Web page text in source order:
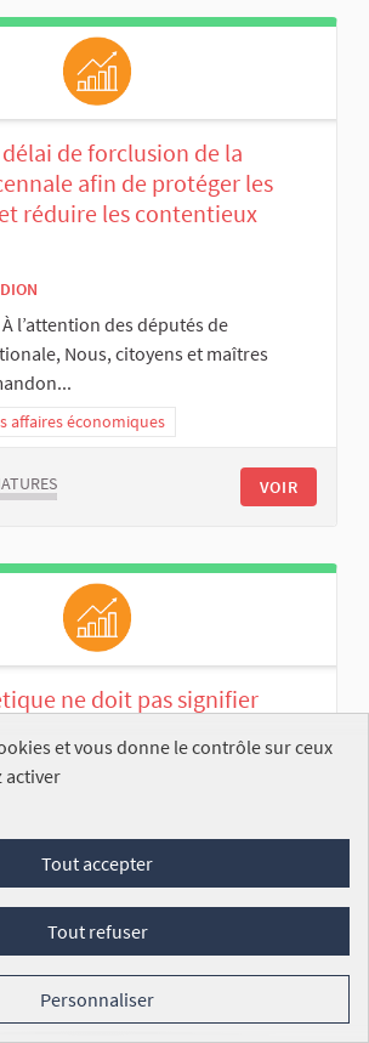
de forclusion de la
afin de protéger les
réduire les contentieux
À l’attention des députés de
Nous, citoyens et maîtres
affaires économiques
VOIR
ne doit pas signifier
À l’attention de l’Assemblée nationale
et résidents du parc privé et du
affaires économiques
et vous donne le contrôle sur ceux
activer
Tout accepter
Tout refuser
Personnaliser